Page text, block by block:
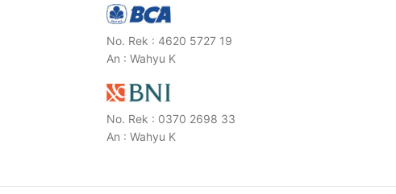
No. Rek : 4620 5727 19
An : Wahyu K
No. Rek : 0370 2698 33
An : Wahyu K